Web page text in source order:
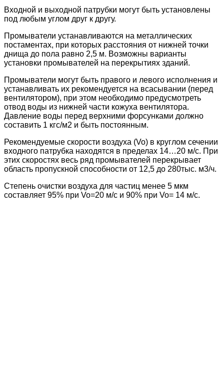
Входной и выходной патрубки могут быть установлены
под любым углом друг к другу.
Промыватели устанавливаются на металлических
постаментах, при которых расстояния от нижней точки
днища до пола равно 2,5 м. Возможны варианты
установки промывателей на перекрытиях зданий.
Промыватели могут быть правого и левого исполнения и
устанавливать их рекомендуется на всасывании (перед
вентилятором), при этом необходимо предусмотреть
отвод воды из нижней части кожуха вентилятора.
Давление воды перед верхними форсунками должно
составить 1 кгс/м2 и быть постоянным.
Рекомендуемые скорости воздуха (Vo) в круглом сечении
входного патрубка находятся в пределах 14…20 м/с. При
этих скоростях весь ряд промывателей перекрывает
область пропускной способности от 12,5 до 280тыс. м3/ч.
Степень очистки воздуха для частиц менее 5 мкм
составляет 95% при Vo=20 м/с и 90% при Vo= 14 м/с.